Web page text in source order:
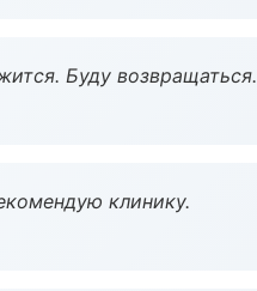
Буду возвращаться.
клинику.